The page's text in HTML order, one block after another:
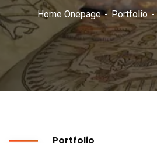
Home Onepage Portfolio